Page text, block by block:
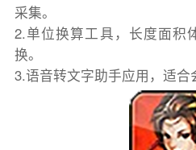
采集。
2.单位换算工具，长度面积
换。
3.语音转文字助手应用，适合